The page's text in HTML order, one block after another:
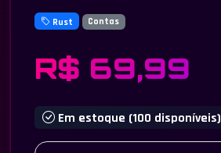
Rust Contas
R$ 69,99
Em estoque (100 disponíveis)